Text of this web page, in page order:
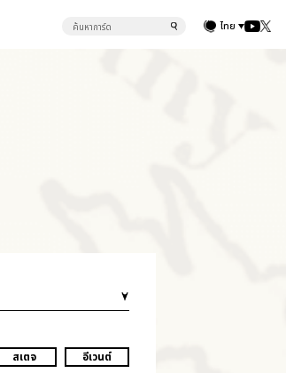
ไทย
สเตจ อีเวนต์